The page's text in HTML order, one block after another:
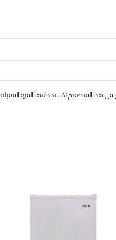
في هذا المتصفح لاستخدامها المرة